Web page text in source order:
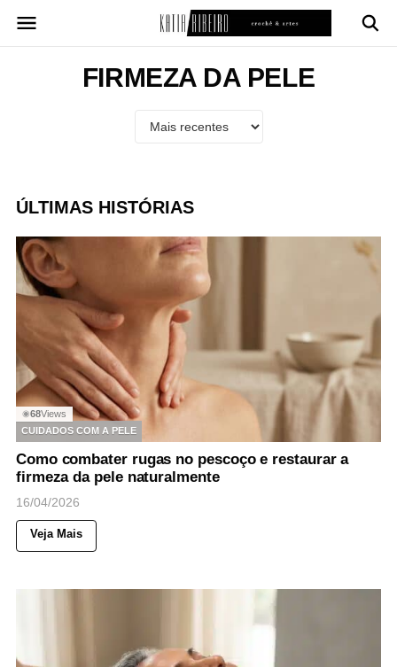
para
FIRMEZA DA PELE
ÚLTIMAS HISTÓRIAS
◉68Views
CUIDADOS COM A PELE
Como combater rugas no pescoço e restaurar a
firmeza da pele naturalmente
16/04/2026
Veja Mais